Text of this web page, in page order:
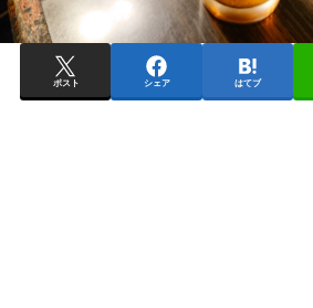
ポスト シェア はてブ